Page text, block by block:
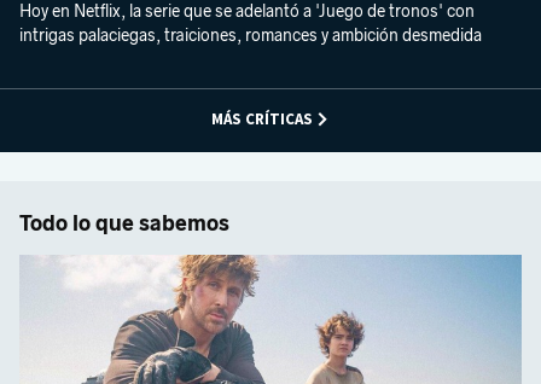
Hoy en Netflix, la serie que se adelantó a 'Juego de tronos' con
intrigas palaciegas, traiciones, romances y ambición desmedida
MÁS CRÍTICAS
Todo lo que sabemos